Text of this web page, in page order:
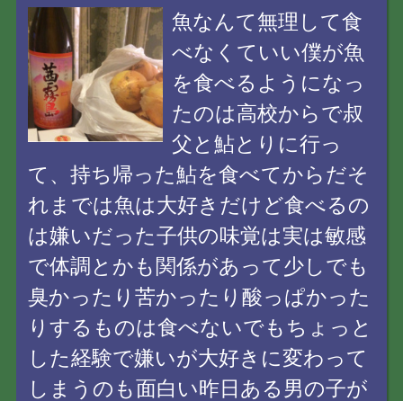
魚なんて無理して食
べなくていい僕が魚
を食べるようになっ
たのは高校からで叔
父と鮎とりに行っ
て、持ち帰った鮎を食べてからだそ
れまでは魚は大好きだけど食べるの
は嫌いだった子供の味覚は実は敏感
で体調とかも関係があって少しでも
臭かったり苦かったり酸っぱかった
りするものは食べないでもちょっと
した経験で嫌いが大好きに変わって
しまうのも面白い昨日ある男の子が